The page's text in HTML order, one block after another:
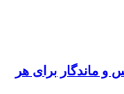
ماندگار برای هر